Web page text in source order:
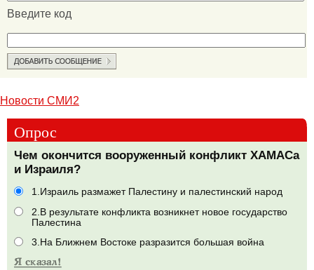
Введите код
Новости СМИ2
Опрос
Чем окончится вооруженный конфликт ХАМАСа
и Израиля?
1.Израиль размажет Палестину и палестинский народ
2.В результате конфликта возникнет новое государство
Палестина
3.На Ближнем Востоке разразится большая война